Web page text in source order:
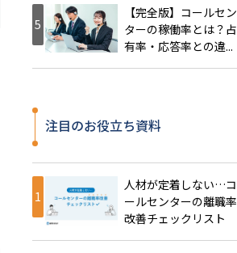
【完全版】コールセン
ターの稼働率とは？占
有率・応答率との違...
注目のお役立ち資料
人材が定着しない…コ
ールセンターの離職率
改善チェックリスト